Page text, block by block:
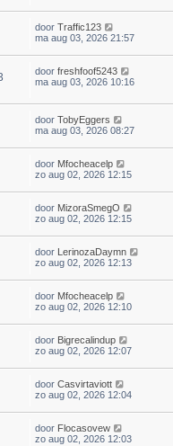
door Traffic123
ma aug 03, 2026 21:57
door freshfoof5243
ma aug 03, 2026 10:16
door TobyEggers
ma aug 03, 2026 08:27
door Mfocheacelp
zo aug 02, 2026 12:15
door MizoraSmegO
zo aug 02, 2026 12:15
door LerinozaDaymn
zo aug 02, 2026 12:13
door Mfocheacelp
zo aug 02, 2026 12:10
door Bigrecalindup
zo aug 02, 2026 12:07
door Casvirtaviott
zo aug 02, 2026 12:04
door Flocasovew
zo aug 02, 2026 12:03